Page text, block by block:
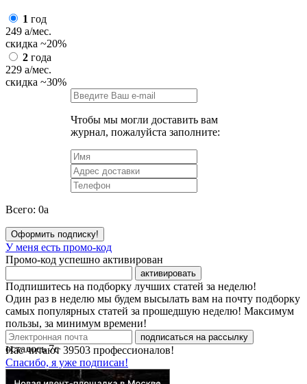
1 год
249 a/мес.
скидка ~20%
2 года
229 a/мес.
скидка ~30%
Чтобы мы могли доставить вам
журнал, пожалуйста заполните:
Всего: 0a
Оформить подписку!
У меня есть промо-код
Промо-код успешно активирован
активировать
Подпишитесь на подборку лучших статей за неделю!
Один раз в неделю мы будем высылать вам на почту подборку
самых популярных статей за прошедшую неделю! Максимум
пользы, за минимум времени!
подписаться на рассылку
Нас читают 39503 профессионалов!
Спасибо, я уже подписан!
осталось7с